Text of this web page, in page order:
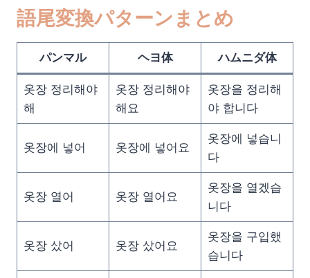
語尾変換パターンまとめ
パンマル ヘヨ体 ハムニダ体
옷장 정리해야
해
옷장 정리해야
해요
옷장을 정리해
야 합니다
옷장에 넣어 옷장에 넣어요
옷장에 넣습니
다
옷장 열어 옷장 열어요
옷장을 열겠습
니다
옷장 샀어 옷장 샀어요
옷장을 구입했
습니다